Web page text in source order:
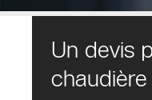
Un devis
Fournissez-